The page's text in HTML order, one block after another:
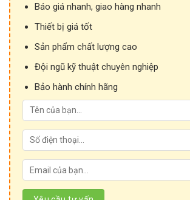
Báo giá nhanh, giao hàng nhanh
Thiết bị giá tốt
Sản phẩm chất lượng cao
Đội ngũ kỹ thuật chuyên nghiệp
Bảo hành chính hãng